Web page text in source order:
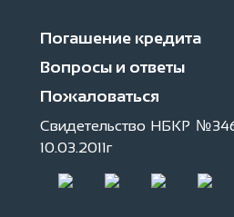
Погашение кредита
Вопросы и ответы
Пожаловаться
Свидетельство НБКР
10.03.2011г